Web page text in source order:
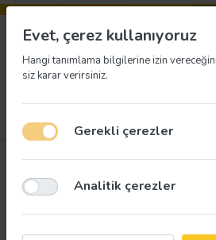
Evet, çerez kullanıyoruz
Hangi tanımlama bilgilerine izin
siz karar verirsiniz.
Gerekli çerezler
Analitik çerezler